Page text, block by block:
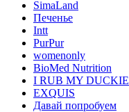
SimaLand
Печенье
Intt
PurPur
womenonly
BioMed Nutrition
I RUB MY DUCKIE
EXQUIS
Давай попробуем